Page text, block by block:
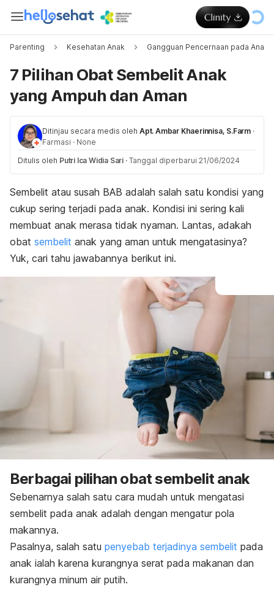
Parenting Kesehatan Anak Gangguan Pencernaan pada Anak
7 Pilihan Obat Sembelit Anak
yang Ampuh dan Aman
Ditinjau secara medis oleh Apt. Ambar Khaerinnisa, S.Farm ·
Farmasi · None
Ditulis oleh Putri Ica Widia Sari · Tanggal diperbarui 21/06/2024
Sembelit atau susah BAB adalah salah satu kondisi yang
cukup sering terjadi pada anak. Kondisi ini sering kali
membuat anak merasa tidak nyaman. Lantas, adakah
obat sembelit anak yang aman untuk mengatasinya?
Yuk, cari tahu jawabannya berikut ini.
Berbagai pilihan obat sembelit anak
Sebenarnya salah satu cara mudah untuk mengatasi
sembelit pada anak adalah dengan mengatur pola
makannya.
Pasalnya, salah satu penyebab terjadinya sembelit pada
anak ialah karena kurangnya serat pada makanan dan
kurangnya minum air putih.